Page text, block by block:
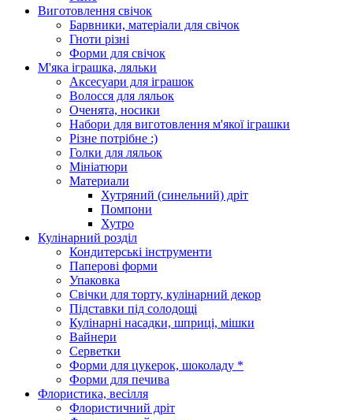
Виготовлення свічок
Барвники, матеріали для свічок
Гноти різні
Форми для свічок
М'яка іграшка, ляльки
Аксесуари для іграшок
Волосся для ляльок
Оченята, носики
Набори для виготовлення м'якої іграшки
Різне потрібне :)
Голки для ляльок
Мініатюри
Материали
Хутряний (синельний) дріт
Помпони
Хутро
Кулінарний розділ
Кондитерські інструменти
Паперові форми
Упаковка
Свічки для торту, кулінарний декор
Підставки під солодощі
Кулінарні насадки, шприці, мішки
Вайнери
Серветки
Форми для цукерок, шоколаду *
Форми для печива
Флористика, весілля
Флористичний дріт